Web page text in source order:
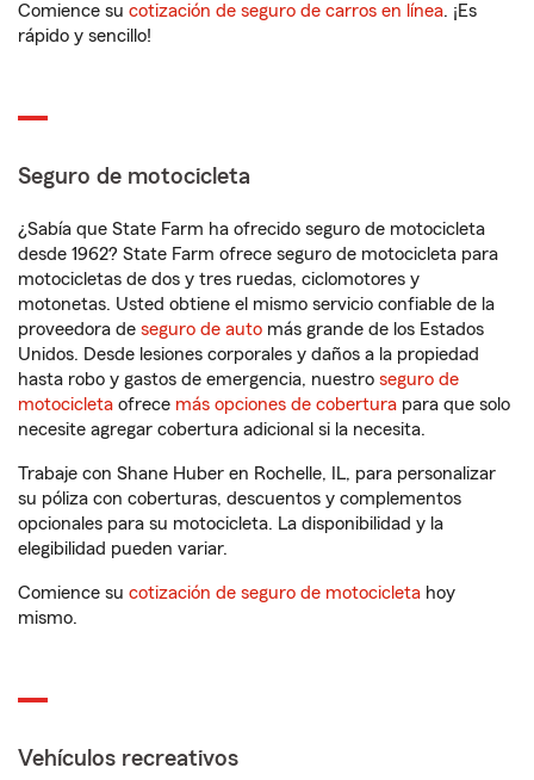
Comience su cotización de seguro de carros en línea. ¡Es
rápido y sencillo!
Seguro de motocicleta
¿Sabía que State Farm ha ofrecido seguro de motocicleta
desde 1962? State Farm ofrece seguro de motocicleta para
motocicletas de dos y tres ruedas, ciclomotores y
motonetas. Usted obtiene el mismo servicio confiable de la
proveedora de seguro de auto más grande de los Estados
Unidos. Desde lesiones corporales y daños a la propiedad
hasta robo y gastos de emergencia, nuestro seguro de
motocicleta ofrece más opciones de cobertura para que solo
necesite agregar cobertura adicional si la necesita.
Trabaje con Shane Huber en Rochelle, IL, para personalizar
su póliza con coberturas, descuentos y complementos
opcionales para su motocicleta. La disponibilidad y la
elegibilidad pueden variar.
Comience su cotización de seguro de motocicleta hoy
mismo.
Vehículos recreativos